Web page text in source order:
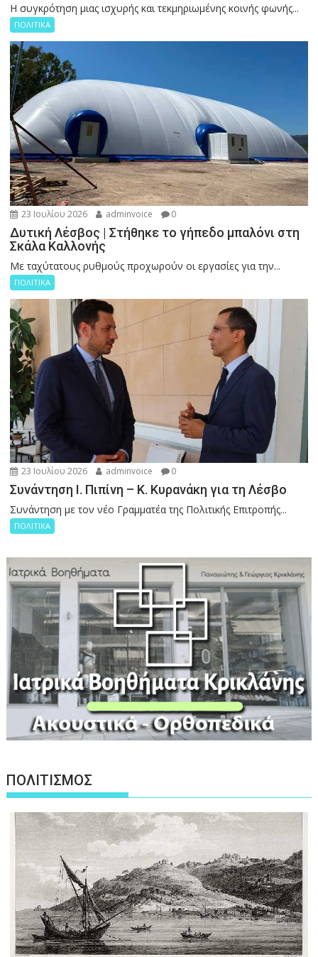
Η συγκρότηση μιας ισχυρής και τεκμηριωμένης κοινής φωνής...
ΠΟΛΙΤΙΚΑ
23 Ιουλίου 2026 adminvoice 0
Δυτική Λέσβος | Στήθηκε το γήπεδο μπαλόνι στη
Σκάλα Καλλονής
Με ταχύτατους ρυθμούς προχωρούν οι εργασίες για την...
ΠΟΛΙΤΙΚΑ
23 Ιουλίου 2026 adminvoice 0
Συνάντηση Ι. Πιπίνη – Κ. Κυρανάκη για τη Λέσβο
Συνάντηση με τον νέο Γραμματέα της Πολιτικής Επιτροπής...
ΠΟΛΙΤΙΚΑ
ΠΟΛΙΤΙΣΜΟΣ